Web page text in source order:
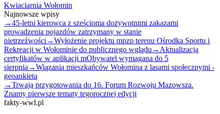
Kwiaciarnia Wołomin
Najnowsze wpisy
→45-letni kierowca z sześcioma dożywotnimi zakazami
prowadzenia pojazdów zatrzymany w stanie
nietrzeźwości →Wyłożenie projektu mpzp terenu Ośrodka Sportu i
Rekreacji w Wołominie do publicznego wglądu → Aktualizacja
certyfikatów w aplikacji mObywatel wymagana do 5
sierpnia →Wiązania mieszkańców Wołomina z lasami społecznymi -
geoankieta
→Trwają przygotowania do 16. Forum Rozwoju Mazowsza.
Znamy pierwsze tematy tegorocznej edycji
fakty-wwl.pl